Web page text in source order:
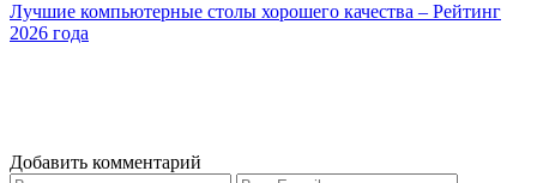
Лучшие компьютерные столы хорошего качества – Рейтинг
2026 года
Добавить комментарий